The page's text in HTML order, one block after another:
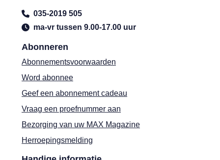
Abonneren
Abonnementsvoorwaarden
Word abonnee
Geef een abonnement cadeau
Vraag een proefnummer aan
Bezorging van uw MAX Magazine
Herroepingsmelding
035-2019 505
ma-vr tussen 9.00-17.00 uur